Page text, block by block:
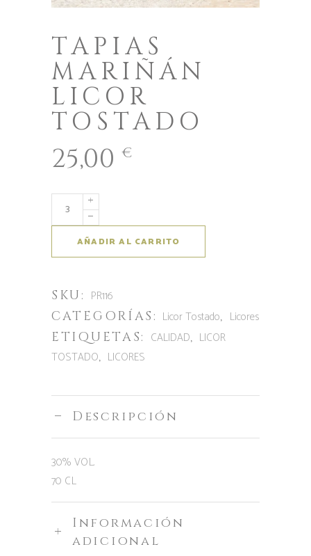
TAPIAS
MARIÑÁN
LICOR
TOSTADO
25,00€
Tapias
Mariñán
Tostado
AÑADIR AL CARRITO
SKU: PR116
CATEGORÍAS: Licor Tostado, Licores
ETIQUETAS: CALIDAD, LICOR
TOSTADO, LICORES
Descripción
30% VOL.
70 CL
Información
adicional